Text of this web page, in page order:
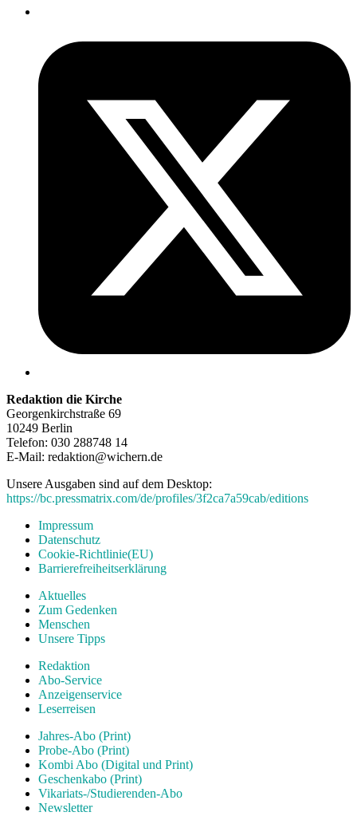
Redaktion die Kirche
Georgenkirchstraße 69
10249 Berlin
Telefon: 030 288748 14
E-Mail: redaktion@wichern.de
Unsere Ausgaben sind auf dem Desktop:
https://bc.pressmatrix.com/de/profiles/3f2ca7a59cab/editions
Impressum
Datenschutz
Cookie-Richtlinie(EU)
Barrierefreiheitserklärung
Aktuelles
Zum Gedenken
Menschen
Unsere Tipps
Redaktion
Abo-Service
Anzeigenservice
Leserreisen
Jahres-Abo (Print)
Probe-Abo (Print)
Kombi Abo (Digital und Print)
Geschenkabo (Print)
Vikariats-/Studierenden-Abo
Newsletter